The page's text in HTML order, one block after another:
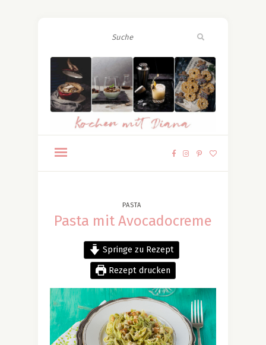
PASTA
Pasta mit Avocadocreme
Springe zu Rezept
Rezept drucken